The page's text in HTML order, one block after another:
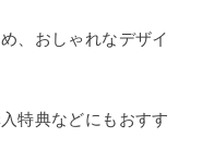
、おしゃれなデザイ
特典などにもおすす